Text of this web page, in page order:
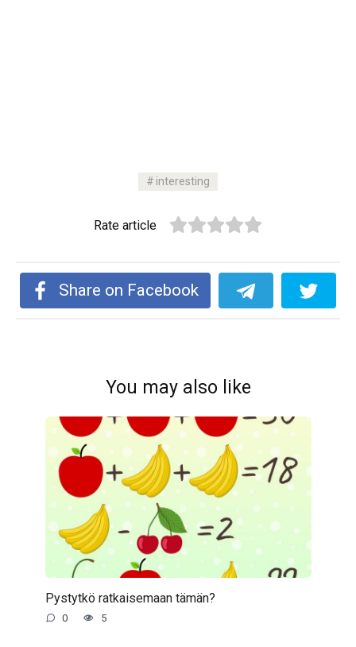
interesting
Rate article
Share on Facebook
You may also like
Pystytkö ratkaisemaan tämän?
0 5